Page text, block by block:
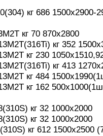
кг 686 1500х2900-
кг 70 870х2800
кг 352
кг 230
кг 413
кг 484
кг 162
кг 32 1000х2000
кг 32 1000х2000
кг 612 1500х2500